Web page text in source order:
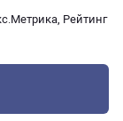
Рейтинг